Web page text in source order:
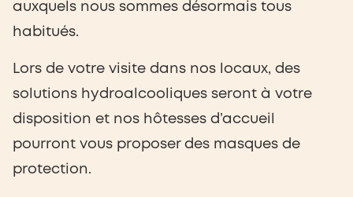
auxquels nous sommes désormais tous
habitués.
Lors de votre visite dans nos locaux, des
solutions hydroalcooliques seront à votre
disposition et nos hôtesses d’accueil
pourront vous proposer des masques de
protection.